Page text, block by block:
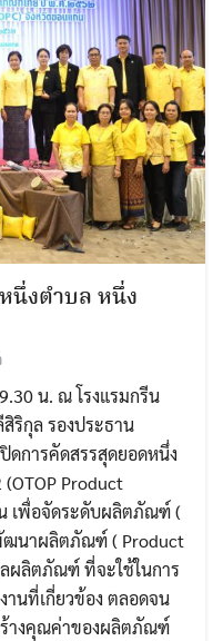
นึ่งตำบล หนึ่ง
น. ณ โรงแรมกรีน
ริกุล รองประธาน
ดการคัดสรรสุดยอดหนึ่ง
Product
เพื่อจัดระดับผลิตภัณฑ์ (
ฒนาผลิตภัณฑ์ ( Product
ผลิตภัณฑ์ ที่จะใช้ในการ
านที่เกี่ยวข้อง ตลอดจน
ร้างคุณค่าของผลิตภัณฑ์